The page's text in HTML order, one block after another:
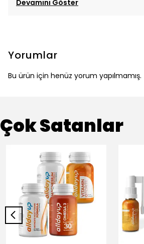
Devamını Göster
Yorumlar
Bu ürün için henüz yorum yapılmamış.
Çok Satanlar